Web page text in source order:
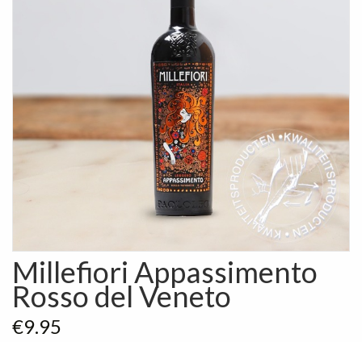
Millefiori Appassimento
Rosso del Veneto
€9.95